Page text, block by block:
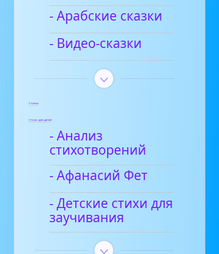
- Арабские сказки
- Видео-сказки
Статьи
Стихи для детей
- Анализ
стихотворений
- Афанасий Фет
- Детские стихи для
заучивания